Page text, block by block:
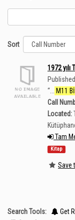
Sort
1972 yılı
“
M11
Call
Located:
Tam
Kitap
Save
Search Tools: Get